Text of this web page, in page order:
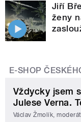
Jiří
ženy
E-SHOP
Vždycky jsem
Julese Verna.
Václav Žmolík,